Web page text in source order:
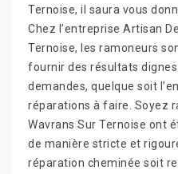
Ternoise, il saura vous
Chez l’entreprise Artisan
Ternoise, les ramoneurs
fournir des résultats
demandes, quelque soit
réparations à faire. Soyez
Wavrans Sur Ternoise ont
de manière stricte et
réparation cheminée soit